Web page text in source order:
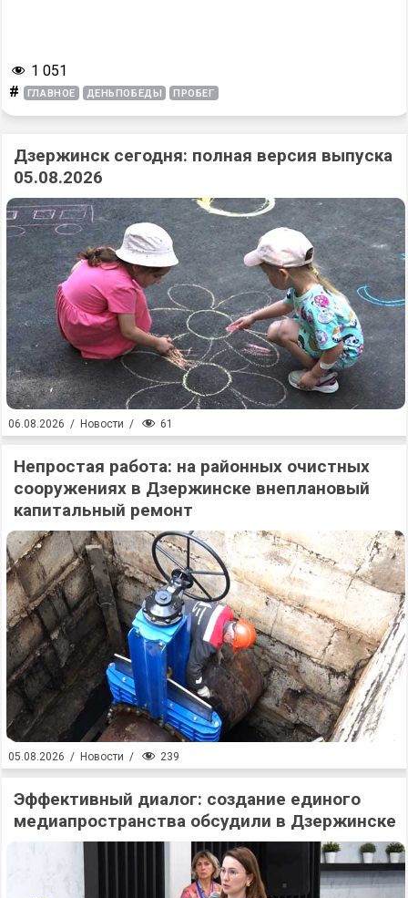
1 051
# ГЛАВНОЕ ДЕНЬПОБЕДЫ ПРОБЕГ
Дзержинск сегодня: полная версия выпуска
05.08.2026
06.08.2026 / Новости / 61
Непростая работа: на районных очистных
сооружениях в Дзержинске внеплановый
капитальный ремонт
05.08.2026 / Новости / 239
Эффективный диалог: создание единого
медиапространства обсудили в Дзержинске